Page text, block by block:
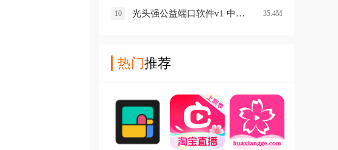
10 光头强公益端口软件v1 中文版 35.4M
热门推荐